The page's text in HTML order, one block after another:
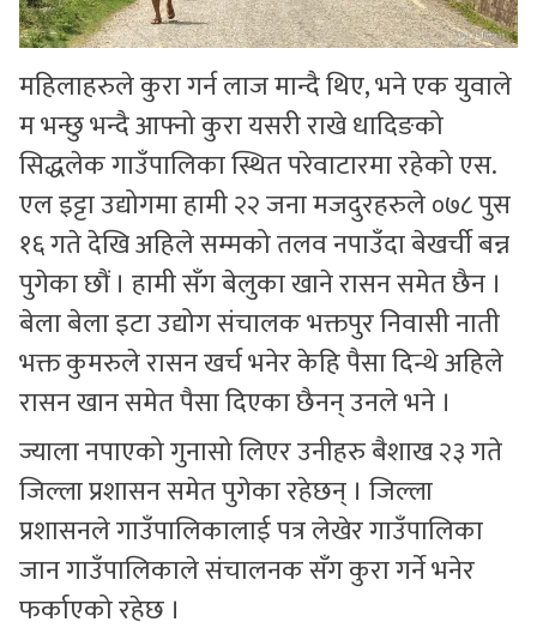
महिलाहरुले कुरा गर्न लाज मान्दै थिए, भने एक युवाले
म भन्छु भन्दै आफ्नो कुरा यसरी राखे धादिङको
सिद्धलेक गाउँपालिका स्थित परेवाटारमा रहेको एस.
एल इट्टा उद्योगमा हामी २२ जना मजदुरहरुले ०७८ पुस
१६ गते देखि अहिले सम्मको तलव नपाउँदा बेखर्ची बन्न
पुगेका छौं । हामी सँग बेलुका खाने रासन समेत छैन ।
बेला बेला इटा उद्योग संचालक भक्तपुर निवासी नाती
भक्त कुमरुले रासन खर्च भनेर केहि पैसा दिन्थे अहिले
रासन खान समेत पैसा दिएका छैनन् उनले भने ।
ज्याला नपाएको गुनासो लिएर उनीहरु बैशाख २३ गते
जिल्ला प्रशासन समेत पुगेका रहेछन् । जिल्ला
प्रशासनले गाउँपालिकालाई पत्र लेखेर गाउँपालिका
जान गाउँपालिकाले संचालनक सँग कुरा गर्ने भनेर
फर्काएको रहेछ ।